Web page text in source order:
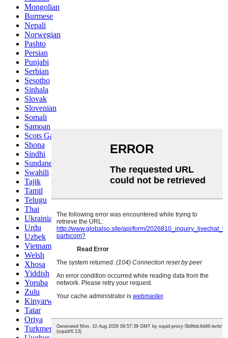
Mongolian
Burmese
Nepali
Norwegian
Pashto
Persian
Punjabi
Serbian
Sesotho
Sinhala
Slovak
Slovenian
Somali
Samoan
Scots Gaelic
Shona
Sindhi
Sundanese
Swahili
Tajik
Tamil
Telugu
Thai
Ukrainian
Urdu
Uzbek
Vietnamese
Welsh
Xhosa
Yiddish
Yoruba
Zulu
Kinyarwanda
Tatar
Oriya
Turkmen